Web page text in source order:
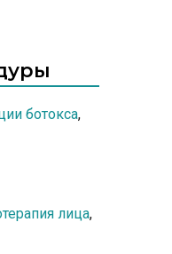
ботокса,
лица,